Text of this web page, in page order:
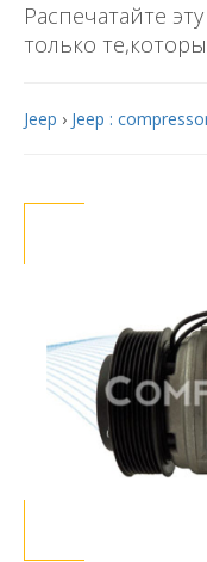
Распечатайте
только
Jeep › Jeep :